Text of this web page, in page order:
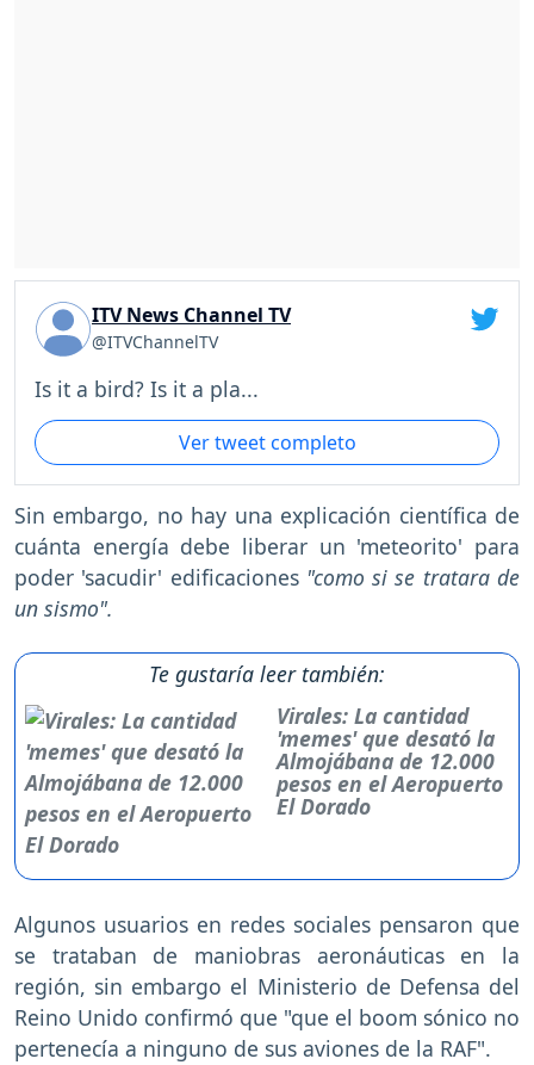
ITV News Channel TV
@ITVChannelTV
Is it a bird? Is it a pla...
Ver tweet completo
Sin embargo, no hay una explicación científica de
cuánta energía debe liberar un 'meteorito' para
poder 'sacudir' edificaciones "como si se tratara de
un sismo".
Te gustaría leer también:
Virales: La cantidad
'memes' que desató la
Almojábana de 12.000
pesos en el Aeropuerto
El Dorado
Algunos usuarios en redes sociales pensaron que
se trataban de maniobras aeronáuticas en la
región, sin embargo el Ministerio de Defensa del
Reino Unido confirmó que "que el boom sónico no
pertenecía a ninguno de sus aviones de la RAF".